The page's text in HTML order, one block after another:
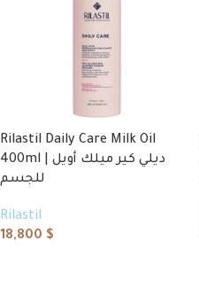
Rilastil Daily Care Milk Oil
400ml | ديلي كير ميلك أويل
للجسم
Rilastil
18,800 $